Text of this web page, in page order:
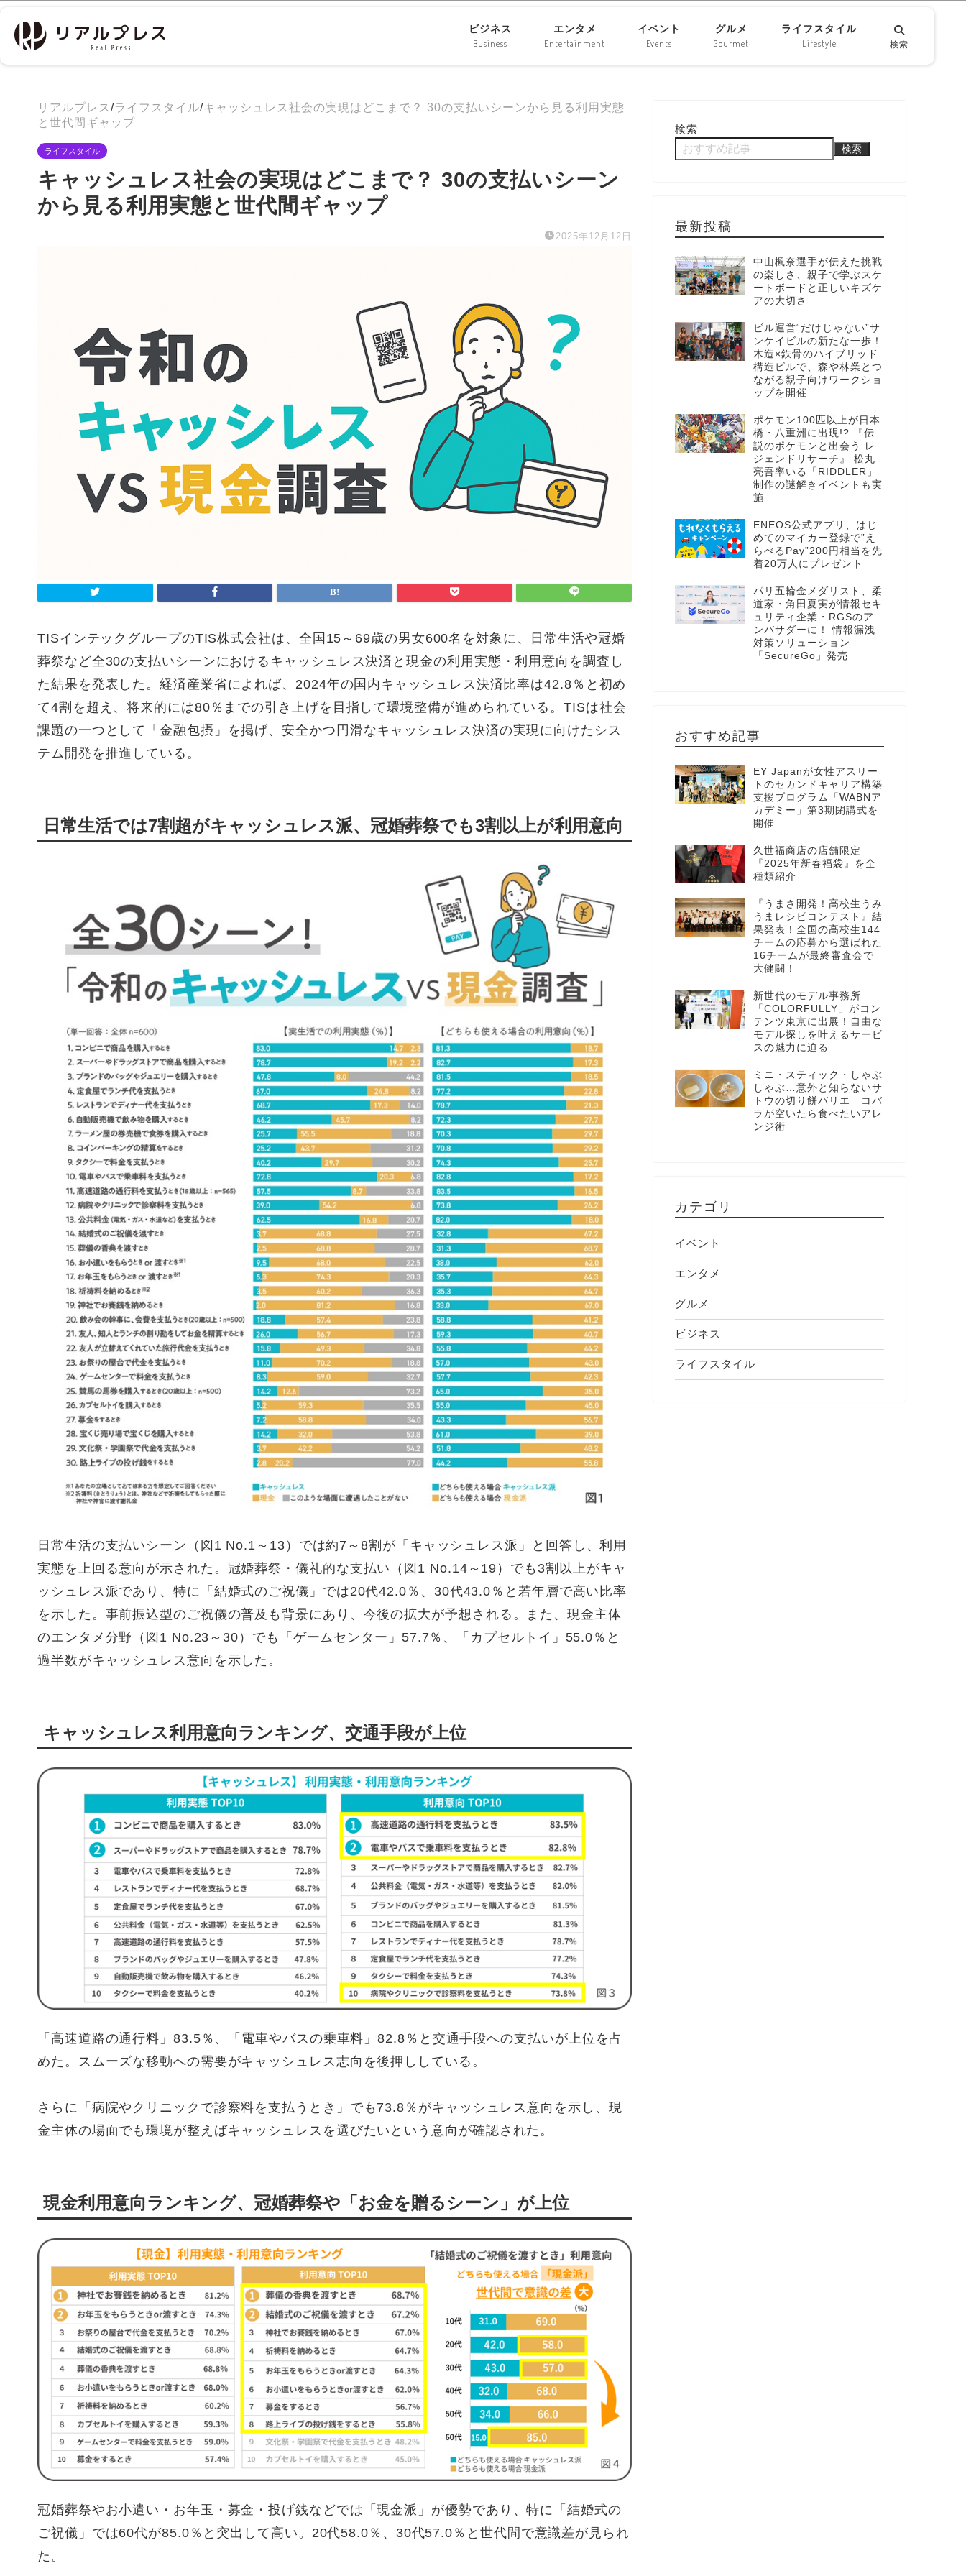
ビジネス
Business
エンタメ
Entertainment
イベント
Events
グルメ
Gourmet
ライフスタイル
Lifestyle 検索
リアルプレス /ライフスタイル/キャッシュレス社会の実現はどこまで？ 30の支払いシーンから見る利用実態
と世代間ギャップ
ライフスタイル
キャッシュレス社会の実現はどこまで？ 30の支払いシーン
から見る利用実態と世代間ギャップ
2025年12月12日
TISインテックグループのTIS株式会社は、全国15～69歳の男女600名を対象に、日常生活や冠婚
葬祭など全30の支払いシーンにおけるキャッシュレス決済と現金の利用実態・利用意向を調査し
た結果を発表した。経済産業省によれば、2024年の国内キャッシュレス決済比率は42.8％と初め
て4割を超え、将来的には80％までの引き上げを目指して環境整備が進められている。TISは社会
課題の一つとして「金融包摂」を掲げ、安全かつ円滑なキャッシュレス決済の実現に向けたシス
テム開発を推進している。
日常生活では7割超がキャッシュレス派、冠婚葬祭でも3割以上が利用意向
日常生活の支払いシーン（図1 No.1～13）では約7～8割が「キャッシュレス派」と回答し、利用
実態を上回る意向が示された。冠婚葬祭・儀礼的な支払い（図1 No.14～19）でも3割以上がキャ
ッシュレス派であり、特に「結婚式のご祝儀」では20代42.0％、30代43.0％と若年層で高い比率
を示した。事前振込型のご祝儀の普及も背景にあり、今後の拡大が予想される。また、現金主体
のエンタメ分野（図1 No.23～30）でも「ゲームセンター」57.7％、「カプセルトイ」55.0％と
過半数がキャッシュレス意向を示した。
キャッシュレス利用意向ランキング、交通手段が上位
「高速道路の通行料」83.5％、「電車やバスの乗車料」82.8％と交通手段への支払いが上位を占
めた。スムーズな移動への需要がキャッシュレス志向を後押ししている。
さらに「病院やクリニックで診察料を支払うとき」でも73.8％がキャッシュレス意向を示し、現
金主体の場面でも環境が整えばキャッシュレスを選びたいという意向が確認された。
現金利用意向ランキング、冠婚葬祭や「お金を贈るシーン」が上位
冠婚葬祭やお小遣い・お年玉・募金・投げ銭などでは「現金派」が優勢であり、特に「結婚式の
ご祝儀」では60代が85.0％と突出して高い。20代58.0％、30代57.0％と世代間で意識差が見られ
た。
検索
検索
最新投稿
中山楓奈選手が伝えた挑戦
の楽しさ、親子で学ぶスケ
ートボードと正しいキズケ
アの大切さ
ビル運営“だけじゃない”サ
ンケイビルの新たな一歩！
木造×鉄骨のハイブリッド
構造ビルで、森や林業とつ
ながる親子向けワークショ
ップを開催
ポケモン100匹以上が日本
橋・八重洲に出現!? 『伝
説のポケモンと出会う レ
ジェンドリサーチ』 松丸
亮吾率いる「RIDDLER」
制作の謎解きイベントも実
施
ENEOS公式アプリ、はじ
めてのマイカー登録で”え
らべるPay”200円相当を先
着20万人にプレゼント
パリ五輪金メダリスト、柔
道家・角田夏実が情報セキ
ュリティ企業・RGSのア
ンバサダーに！ 情報漏洩
対策ソリューション
「SecureGo」発売
おすすめ記事
EY Japanが女性アスリー
トのセカンドキャリア構築
支援プログラム「WABNア
カデミー」第3期閉講式を
開催
久世福商店の店舗限定
『2025年新春福袋』を全
種類紹介
『うまさ開発！高校生うみ
うまレシピコンテスト』結
果発表！全国の高校生144
チームの応募から選ばれた
16チームが最終審査会で
大健闘！
新世代のモデル事務所
「COLORFULLY」がコン
テンツ東京に出展！自由な
モデル探しを叶えるサービ
スの魅力に迫る
ミニ・スティック・しゃぶ
しゃぶ…意外と知らないサ
トウの切り餅バリエ コバ
ラが空いたら食べたいアレ
ンジ術
カテゴリ
イベント
エンタメ
グルメ
ビジネス
ライフスタイル